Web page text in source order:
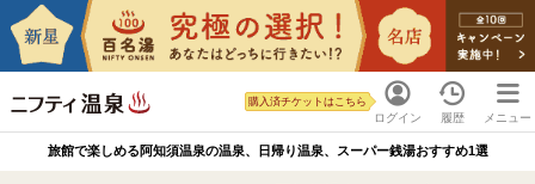
ログイン
購入済チケットはこちら
履歴 メニュー
旅館で楽しめる阿知須温泉の温泉、日帰り温泉、スーパー銭湯おすすめ1選